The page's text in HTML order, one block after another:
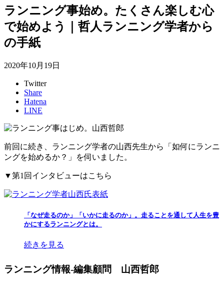
ランニング事始め。たくさん楽しむ心
で始めよう｜哲人ランニング学者から
の手紙
2020年10月19日
Twitter
Share
Hatena
LINE
前回に続き、ランニング学者の山西先生から「如何にランニ
ングを始めるか？」を伺いました。
▼第1回インタビューはこちら
「なぜ走るのか」「いかに走るのか」。走ることを通して人生を豊
かにするランニングとは。
続きを見る
ランニング情報-編集顧問 山西哲郎